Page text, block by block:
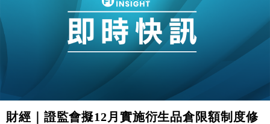
財經｜證監會擬12月實施衍生品倉限額制度修